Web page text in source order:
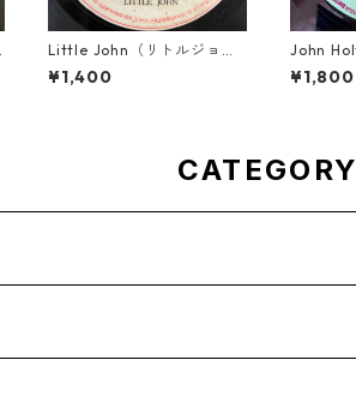
Little John（リトルジョ
ン） - That Girl 【7-2004
5】
¥1,400
John
u've
¥1,800
CATEGORY